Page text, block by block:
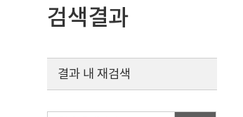
검색결과
결과 내 재검색